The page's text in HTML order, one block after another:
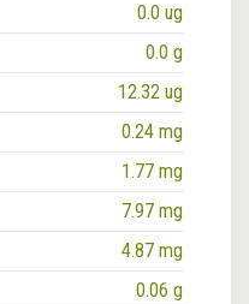
0.0 ug
0.0 g
12.32 ug
0.24 mg
1.77 mg
7.97 mg
4.87 mg
0.06 g